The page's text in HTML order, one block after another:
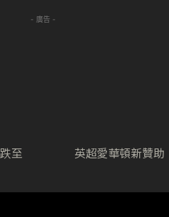
- 廣告 -
至
英超愛華頓新贊